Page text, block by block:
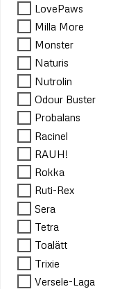
LovePaws
Milla More
Monster
Naturis
Nutrolin
Odour Buster
Probalans
Racinel
RAUH!
Rokka
Ruti-Rex
Sera
Tetra
Toalätt
Trixie
Versele-Laga